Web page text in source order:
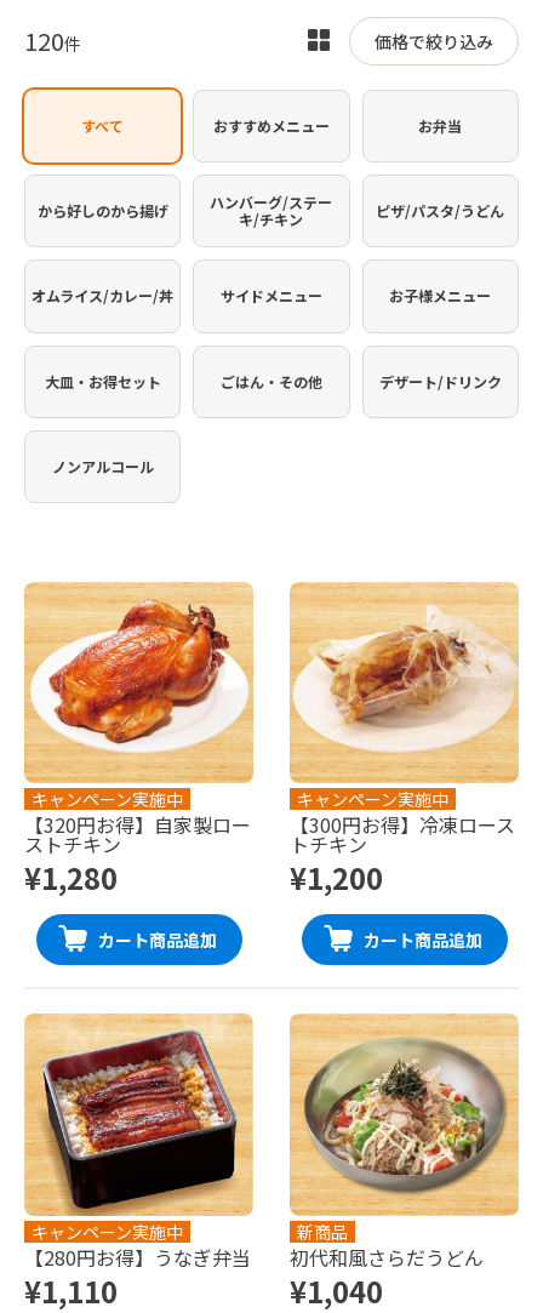
120件
表
を
り
替
価格で絞り込み
すべて おすすめメニュー お弁当
から好しのから揚げ
ハンバーグ/ステー
キ/チキン
ピザ/パスタ/うどん
オムライス/カレー/丼 サイドメニュー お子様メニュー
大皿・お得セット ごはん・その他 デザート/ドリンク
ノンアルコール
キャンペーン実施中
【320円お得】自家製ロー
ストチキン
¥1,280
カート商品追加
キャンペーン実施中
【300円お得】冷凍ロース
トチキン
¥1,200
カート商品追加
キャンペーン実施中
【280円お得】うなぎ弁当
¥1,110
新商品
初代和風さらだうどん
¥1,040